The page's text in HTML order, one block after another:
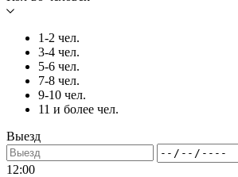
1-2 чел.
3-4 чел.
5-6 чел.
7-8 чел.
9-10 чел.
11 и более чел.
Выезд
12:00